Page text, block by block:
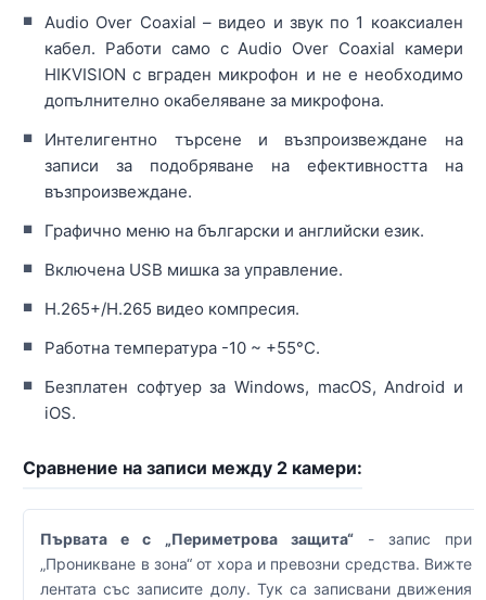
Audio Over Coaxial – видео и звук по 1 коаксиален
кабел. Работи само с Audio Over Coaxial камери
HIKVISION с вграден микрофон и не е необходимо
допълнително окабеляване за микрофона.
Интелигентно търсене и възпроизвеждане на
записи за подобряване на ефективността на
възпроизвеждане.
Графично меню на български и английски език.
Включена USB мишка за управление.
H.265+/H.265 видео компресия.
Работна температура -10 ~ +55°C.
Безплатен софтуер за Windows, macOS, Android и
iOS.
Сравнение на записи между 2 камери:
Първата е с „Периметрова защита“- запис при
„Проникване в зона“ от хора и превозни средства. Вижте
лентата със записите долу. Тук са записвани движения